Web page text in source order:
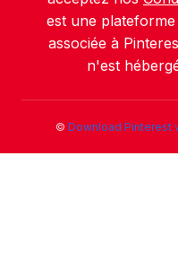
est une
associée à
n'est
© Download Pinterest